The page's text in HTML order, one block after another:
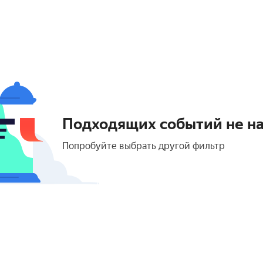
Подходящих событий не
Попробуйте выбрать другой фильтр